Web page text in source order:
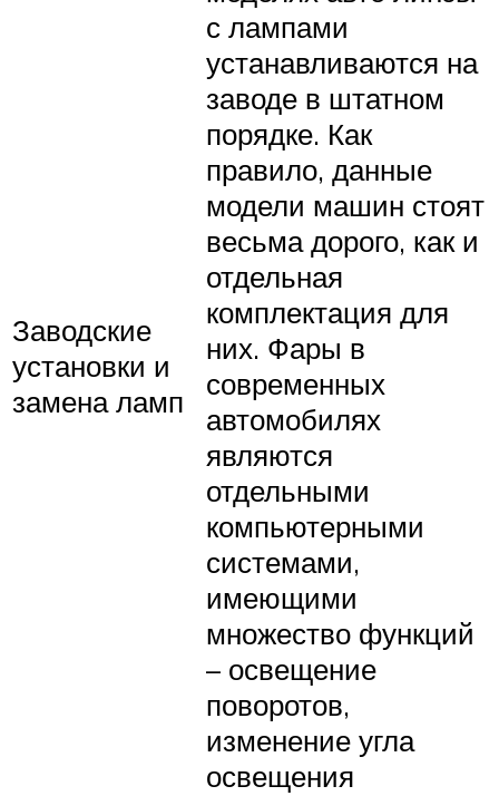
Заводские
установки и
замена ламп
с лампами
устанавливаются на
заводе в штатном
порядке. Как
правило, данные
модели машин стоят
весьма дорого, как и
отдельная
комплектация для
них. Фары в
современных
автомобилях
являются
отдельными
компьютерными
системами,
имеющими
множество функций
– освещение
поворотов,
изменение угла
освещения